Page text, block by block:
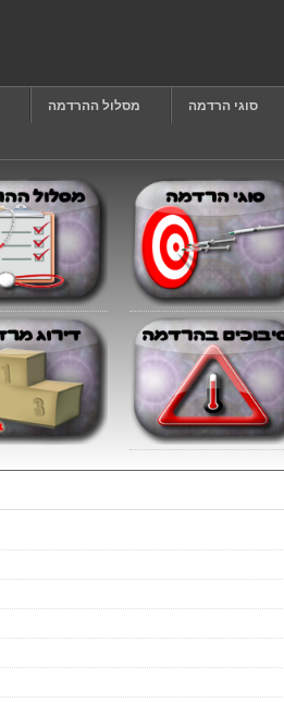
סוגי הרדמה מסלול ההרדמה